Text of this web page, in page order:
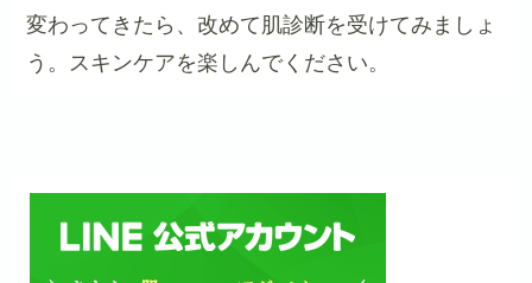
変わってきたら、改めて肌診断を受けてみましょ
う。スキンケアを楽しんでください。